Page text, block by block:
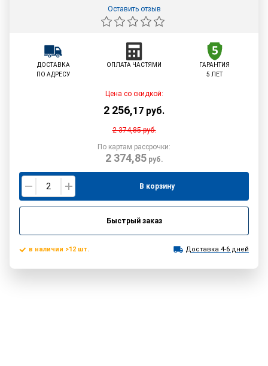
Оставить отзыв
ДОСТАВКА
ПО АДРЕСУ
ОПЛАТА ЧАСТЯМИ
ГАРАНТИЯ
5 ЛЕТ
Цена со скидкой:
2 256,17 руб.
2 374,85руб.
По картам рассрочки:
2 374,85руб.
В корзину
Быстрый заказ
в наличии >12 шт. Доставка 4-6 дней